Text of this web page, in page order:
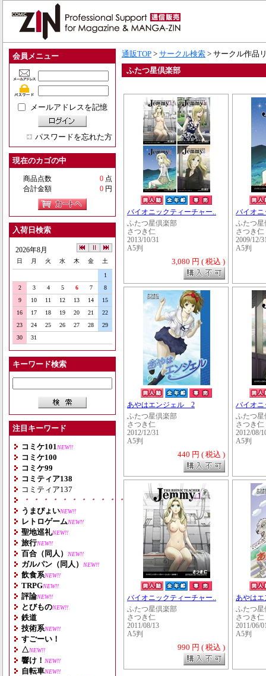
会員メニュー
メールアドレスを記憶
パスワードを忘れた方
現在のカゴの中
商品点数 0 点
合計金額
0 円
入荷日検索
2026年8月
日 月 火 水 木 金 土
1
2
3 4 5 6 7
8
9
10 11 12 13 14
15
16
17 18 19 20 21
22
23
24 25 26 27 28
29
30
31
キーワード検索
注目キーワード
コミケ101 NEW!!
コミケ100
コミケ99
コミティア138
コミティア137
・・・・・・・・・・・・・・・・・・・
うまぴょいNEW!!
レトロゲームNEW!!
聖地巡礼NEW!!
旅行NEW!!
百合（同人） NEW!!
ガルパン（同人） NEW!!
飲食系NEW!!
TRPGNEW!!
評論NEW!!
とびものNEW!!
鉄道
技術系NEW!!
すごーい！
△NEW!!
響け！ NEW!!
自転車NEW!!
通販TOP > サークル検索 > サークル作品
ふたつ星倶楽部
バイオニックティーチャー..
ふたつ星倶楽部
さつき仁
2013/10/31
A5判
3,080 円 ( 税込 )
バイオニ
ふたつ星
さつき仁
2009/12/
A5判
あやはエンジェル 2
ふたつ星倶楽部
さつき仁
2012/12/31
A5判
440 円 ( 税込 )
バイオニ
ふたつ星
さつき仁
2012/08/
A5判
バイオニックティーチャー..
ふたつ星倶楽部
さつき仁
2011/08/13
A5判
990 円 ( 税込 )
あやは
ふたつ星
さつき仁
2011/06/
A5判